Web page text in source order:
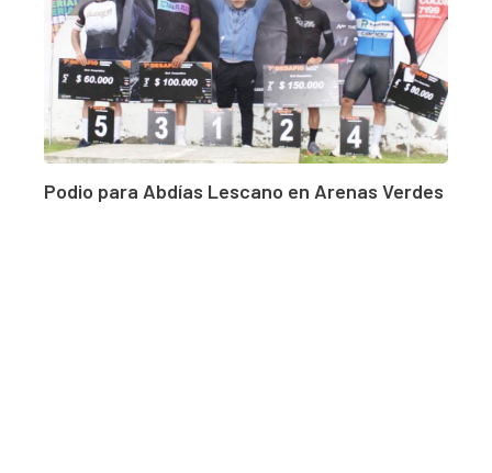
Podio para Abdías Lescano en Arenas Verdes